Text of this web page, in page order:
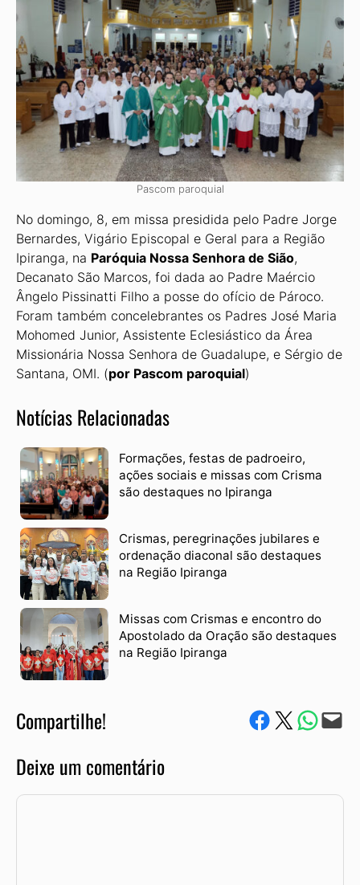
Pascom paroquial
No domingo, 8, em missa presidida pelo Padre Jorge
Bernardes, Vigário Episcopal e Geral para a Região
Ipiranga, na Paróquia Nossa Senhora de Sião,
Decanato São Marcos, foi dada ao Padre Maércio
Ângelo Pissinatti Filho a posse do ofício de Páro­co.
Foram também concelebrantes os Padres José Maria
Mohomed Junior, Assistente Eclesiástico da Área
Missionária Nossa Senhora de Guadalupe, e Sérgio de
Santana, OMI. (por Pascom paroquial)
Notícias Relacionadas
Formações, festas de padroeiro,
ações sociais e missas com Crisma
são destaques no Ipiranga
Crismas, peregrinações jubilares e
ordenação diaconal são destaques
na Região Ipiranga
Missas com Crismas e encontro do
Apostolado da Oração são destaques
na Região Ipiranga
Compartilhe! Compartilhe no Facebook
Compartilhe no Twitter
Compartile via
Envie via e-mail
Deixe um comentário
Comentário